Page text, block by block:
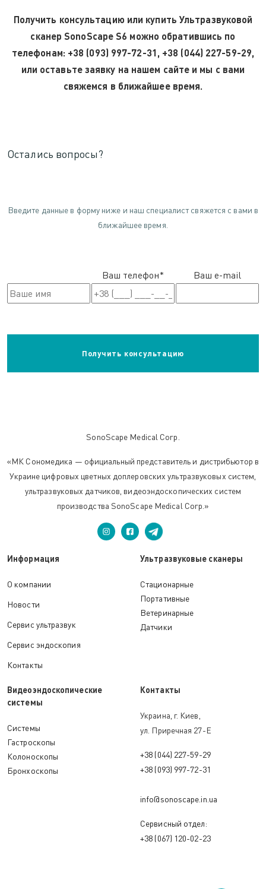
Получить консультацию или купить Ультразвуковой
сканер SonoScape S6 можно обратившись по
телефонам: +38 (093) 997-72-31, +38 (044) 227-59-29,
или оставьте заявку на нашем сайте и мы с вами
свяжемся в ближайшее время.
Остались вопросы?
Введите данные в форму ниже и наш специалист свяжется с вами в
ближайшее время.
Ваш телефон* Ваш e-mail
SonoScape Medical Corp.
«МК Сономедика — официальный представитель и дистрибьютор в
Украине цифровых цветных доплеровских ультразвуковых систем,
ультразвуковых датчиков, видеоэндоскопических систем
производства SonoScape Medical Corp.»
Информация
О компании
Новости
Сервис ультразвук
Сервис эндоскопия
Контакты
Ультразвуковые сканеры
Стационарные
Портативные
Ветеринарные
Датчики
Видеоэндоскопические
системы
Системы
Гастроскопы
Колоноскопы
Бронхоскопы
Контакты
Украина, г. Киев,
ул. Приречная 27-Е
+38 (044) 227-59-29
+38 (093) 997-72-31
info@sonoscape.in.ua
Сервисный отдел:
+38 (067) 120-02-23